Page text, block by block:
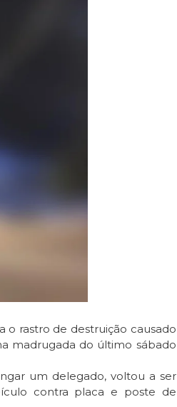
o rastro de destruição causado
madrugada do último sábado
um delegado, voltou a ser
contra placa e poste de